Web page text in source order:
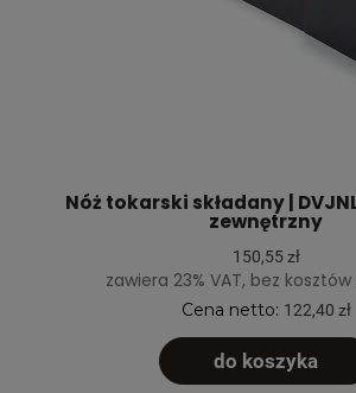
Nóż tokarski składany |
zewnętrzny
150,55 zł
zawiera 23% VAT, bez
Cena netto: 122,40 zł
do koszyka